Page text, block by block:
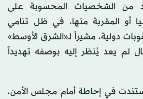
من الشخصيات المحسوبة على
أو المقربة منها، في ظل تنامي
دولية، مشيراً لـ«الشرق الأوسط»
لم يعد يُنظر إليه بوصفه تهديداً
في إحاطة أمام مجلس الأمن،